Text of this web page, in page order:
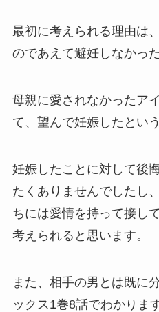
最初に考えられる理由は
のであえて避妊しなかっ
母親に愛されなかったア
て、望んで妊娠したとい
妊娠したことに対して後
たくありませんでしたし
ちには愛情を持って接し
考えられると思います。
また、相手の男とは既に
ックス1巻8話でわかりま